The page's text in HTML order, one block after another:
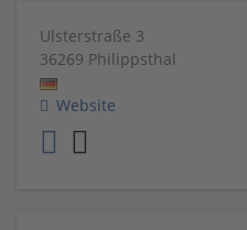
Ulsterstraße 3
36269 Philippsthal
Website